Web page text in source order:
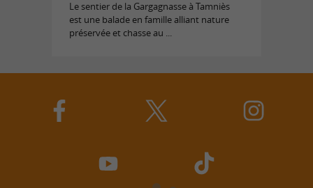
Le sentier de la Gargagnasse à Tamniès
est une balade en famille alliant nature
préservée et chasse au ...